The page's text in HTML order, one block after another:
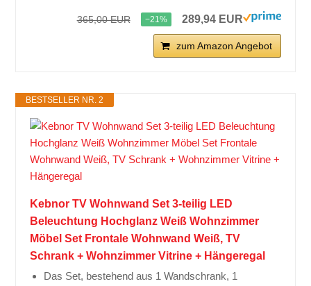
365,00 EUR −21% 289,94 EUR
zum Amazon Angebot
BESTSELLER NR. 2
Kebnor TV Wohnwand Set 3-teilig LED
Beleuchtung Hochglanz Weiß Wohnzimmer
Möbel Set Frontale Wohnwand Weiß, TV
Schrank + Wohnzimmer Vitrine + Hängeregal
Das Set, bestehend aus 1 Wandschrank, 1